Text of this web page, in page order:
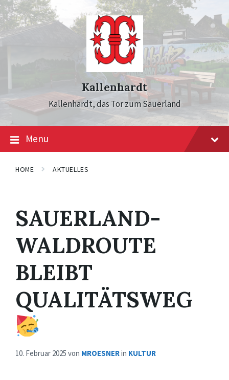
Skip
to
content
Skip
to
main
navigation
Skip
to
footer
Kallenhardt
Kallenhardt, das Tor zum Sauerland
Menu
HOME AKTUELLES
SAUERLAND-
WALDROUTE
BLEIBT
QUALITÄTSWEG
10. Februar 2025 von MROESNERin KULTUR